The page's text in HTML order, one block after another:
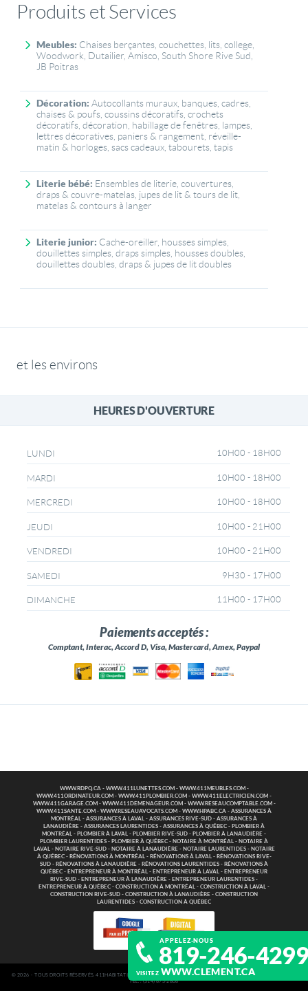
APPELEZ-NOUS
819-246-4299
VISITEZ WWW.CLEMENT.CA
Produits et Services
Meubles: Chaises berçantes, couchettes, lits, college,
Woodwork, Dutailier, Amisco, South Shore Rive Sud,
JB Poitras
Décoration: Autocollants muraux, banques, cadres,
chaises & poufs, coussins décoratifs, crochets
décoratifs, décoration, habillage de fenêtres, lampes,
lettres décoratives, paniers & rangement, réveille-
matin & horloges, sacs cadeaux, tabourets, tapis
Literie bébé: Ensembles de literie, couvertures,
draps & couvre-matelas, jupes de lit & tours de lit,
matelas & contours à langer
Literie junior: Cache-oreiller, housses simples,
douillettes simples, draps simples, housses doubles,
douillettes doubles, draps & jupes de lit doubles
et les environs
HEURES D'OUVERTURE
LUNDI 10H00 - 18H00
MARDI 10H00 - 18H00
MERCREDI 10H00 - 18H00
JEUDI 10H00 - 21H00
VENDREDI 10H00 - 21H00
SAMEDI 9H30 - 17H00
DIMANCHE 11H00 - 17H00
Paiements acceptés :
Comptant, Interac, Accord D, Visa, Mastercard, Amex, Paypal
WWW.RDPQ.CA- WWW.411LUNETTES.COM - WWW.411MEUBLES.COM -
WWW.411ORDINATEUR.COM - WWW.411PLOMBIER.COM - WWW.411ELECTRICIEN.COM -
WWW.411GARAGE.COM - WWW.411DEMENAGEUR.COM - WWW.RESEAUCOMPTABLE.COM -
WWW.411SANTE.COM - WWW.RESEAUAVOCATS.COM - WWW.HPABC.CA - ASSURANCES À
MONTRÉAL - ASSURANCES À LAVAL - ASSURANCES RIVE-SUD - ASSURANCES À
LANAUDIÈRE - ASSURANCES LAURENTIDES - ASSURANCES À QUÉBEC - PLOMBIER À
MONTRÉAL - PLOMBIER À LAVAL - PLOMBIER RIVE-SUD - PLOMBIER À LANAUDIÈRE -
PLOMBIER LAURENTIDES - PLOMBIER À QUÉBEC - NOTAIRE À MONTRÉAL - NOTAIRE À
LAVAL- NOTAIRE RIVE-SUD- NOTAIRE À LANAUDIÈRE- NOTAIRE LAURENTIDES- NOTAIRE
À QUÉBEC- RÉNOVATIONS À MONTRÉAL- RÉNOVATIONS À LAVAL- RÉNOVATIONS RIVE-
SUD - RÉNOVATIONS À LANAUDIÈRE - RÉNOVATIONS LAURENTIDES - RÉNOVATIONS À
QUÉBEC - ENTREPRENEUR À MONTRÉAL - ENTREPRENEUR À LAVAL - ENTREPRENEUR
RIVE-SUD - ENTREPRENEUR À LANAUDIÈRE - ENTREPRENEUR LAURENTIDES -
ENTREPRENEUR À QUÉBEC - CONSTRUCTION À MONTRÉAL - CONSTRUCTION À LAVAL -
CONSTRUCTION RIVE-SUD - CONSTRUCTION À LANAUDIÈRE - CONSTRUCTION
LAURENTIDES - CONSTRUCTION À QUÉBEC
© 2026 - TOUS DROITS RÉSERVÉS. 411HABITATION - 2160 DE LA MONTAGNE SUITE 740 MONTREAL QUEBEC H3G 2T3
TÉL. : (514) 673‑2806